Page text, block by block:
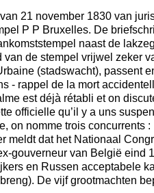
21 november 1830 van
P P Bruxelles. De
naast de
van de stempel vrijwel zeker
(stadswacht), passent
- rappel de la mort
est déjà rétabli et on
officielle qu’il y a uns
on nomme trois
meldt dat het Nationaal
gouverneur van België eind
en Russen acceptabele
De vijf grootmachten